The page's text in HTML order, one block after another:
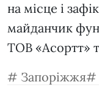
на місце і
майданчик
ТОВ «Асортт»
Запоріжжя